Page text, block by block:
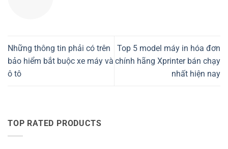
Những thông tin phải có trên
bảo hiểm bắt buộc xe máy và
ô tô
Top 5 model máy in hóa đơn
chính hãng Xprinter bán chạy
nhất hiện nay
TOP RATED PRODUCTS